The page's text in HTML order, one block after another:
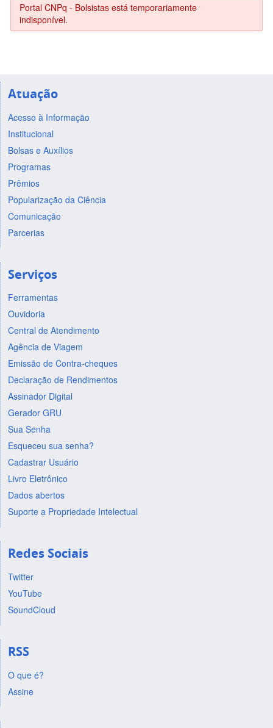
Portal CNPq - Bolsistas está temporariamente
indisponível.
Atuação
Acesso à Informação
Institucional
Bolsas e Auxílios
Programas
Prêmios
Popularização da Ciência
Comunicação
Parcerias
Serviços
Ferramentas
Ouvidoria
Central de Atendimento
Agência de Viagem
Emissão de Contra-cheques
Declaração de Rendimentos
Assinador Digital
Gerador GRU
Sua Senha
Esqueceu sua senha?
Cadastrar Usuário
Livro Eletrônico
Dados abertos
Suporte a Propriedade Intelectual
Redes Sociais
Twitter
YouTube
SoundCloud
RSS
O que é?
Assine